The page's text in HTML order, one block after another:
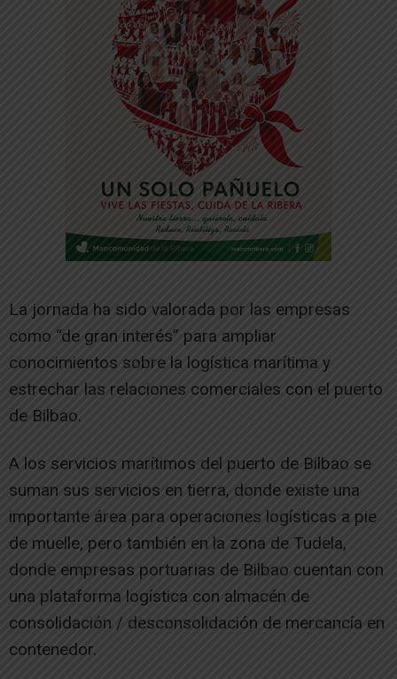
La jornada ha sido valorada por las empresas
como “de gran interés” para ampliar
conocimientos sobre la logística marítima y
estrechar las relaciones comerciales con el puerto
de Bilbao.
A los servicios marítimos del puerto de Bilbao se
suman sus servicios en tierra, donde existe una
importante área para operaciones logísticas a pie
de muelle, pero también en la zona de Tudela,
donde empresas portuarias de Bilbao cuentan con
una plataforma logística con almacén de
consolidación / desconsolidación de mercancía en
contenedor.